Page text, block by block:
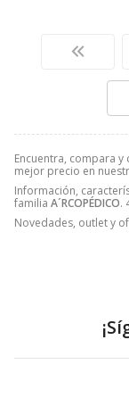
Encuentra, compara
mejor precio en
Información,
familia A´RCOPÉDICO.
Novedades, outlet y